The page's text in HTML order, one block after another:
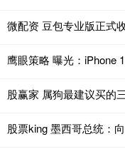
微配资 豆包专业版正式
鹰眼策略 曝光：iPhone
股赢家 属狗最建议买的
股票king 墨西哥总统：